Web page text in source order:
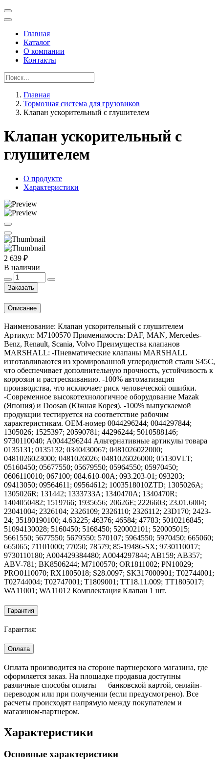
Главная
Каталог
О компании
Контакты
Главная
Тормозная система для грузовиков
Клапан ускорительный с глушителем
Клапан ускорительный с
глушителем
О продукте
Характеристики
2 639 ₽
В наличии
Заказать
Описание
Наименование: Клапан ускорительный с глушителем
Артикул: M7100570 Применимость: DAF, MAN, Mercedes-
Benz, Renault, Scania, Volvo Преимущества клапанов
MARSHALL: -Пневматические клапаны MARSHALL
изготавливаются из хромированной углеродистой стали S45C,
что обеспечивает дополнительную прочность, устойчивость к
коррозии и растрескиванию. -100% автоматизация
производства, что исключает риск человеческой ошибки.
-Современное высокотехнологичное оборудование Mazak
(Япония) и Doosan (Южная Корея). -100% выпускаемой
продукции тестируется на соответствие рабочим
характеристикам. OEM-номер 0044296244; 0044297844;
1305026; 1525397; 20590781; 44296244; 5010588146;
9730110040; A0044296244 Альтернативные артикулы товара
0135131; 0135132; 0340430067; 0481026022000;
0481026023000; 0481026026; 0481026026000; 05130VLT;
05160450; 05677550; 05679550; 05964550; 05970450;
0606110010; 067100; 084.610-00A; 093.203-01; 093203;
09413050; 09564611; 09564612; 1003518010ZTD; 1305026A;
1305026R; 131442; 1333733A; 1340470A; 1340470R;
1404050482; 1519766; 1935656; 20626E; 2226603; 23.01.6004;
23041004; 2326104; 2326109; 2326110; 2326112; 23D170; 2423-
24; 35180190100; 4.63225; 46376; 46584; 47783; 5010216845;
51094130028; 5160450; 5168450; 520002101; 520005015;
5661550; 5677550; 5679550; 570107; 5964550; 5970450; 665060;
665065; 71101000; 77050; 78579; 85-19486-SX; 9730110017;
9730110180; A004429384480; A0044297844; AB159; AB357;
ABV-781; BK8506244; M7100570; OR1811002; PN10029;
PRO0110070; RX1805018; S28.0097; SK317000901; T02744001;
T02744004; T02747001; T1809001; TT18.11.009; TT1805017;
WA11001; WA11012 Комплектация Клапан 1 шт.
Гарантия
Гарантия:
Оплата
Оплата производится на стороне партнерского магазина, где
оформляется заказ. На площадке продавца доступны
различные способы оплаты — банковской картой, онлайн-
переводом или при получении (если предусмотрено). Все
расчеты происходят напрямую между покупателем и
магазином-партнером.
Характеристики
Основные характеристики